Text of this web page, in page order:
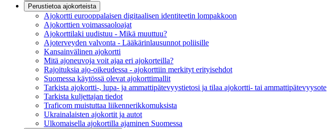
Perustietoa ajokorteista
Ajokortti eurooppalaisen digitaalisen identiteetin lompakkoon
Ajokorttien voimassaoloajat
Ajokorttilaki uudistuu - Mikä muuttuu?
Ajoterveyden valvonta - Lääkärinlausunnot poliisille
Kansainvälinen ajokortti
Mitä ajoneuvoja voit ajaa eri ajokorteilla?
Rajoituksia ajo-oikeudessa - ajokorttiin merkityt erityisehdot
Suomessa käytössä olevat ajokorttimallit
Tarkista ajokortti-, lupa- ja ammattipätevyystietosi ja tilaa ajokortti- tai ammattipätevyysote
Tarkista kuljettajan tiedot
Traficom muistuttaa liikennerikkomuksista
Ukrainalaisten ajokortit ja autot
Ulkomaisella ajokortilla ajaminen Suomessa